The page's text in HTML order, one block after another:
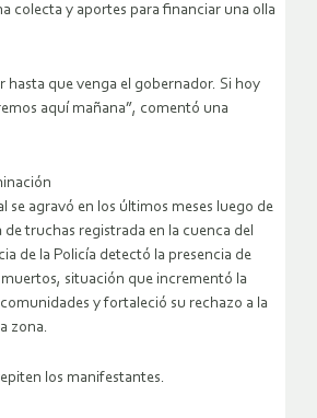
colecta y aportes para financiar una olla
hasta que venga el gobernador. Si hoy
aquí mañana”, comentó una
se agravó en los últimos meses luego de
de truchas registrada en la cuenca del
de la Policía detectó la presencia de
situación que incrementó la
y fortaleció su rechazo a la
zona.
los manifestantes.